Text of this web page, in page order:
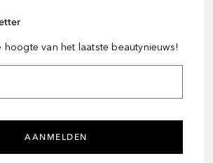
van het laatste beautynieuws!
AANMELDEN